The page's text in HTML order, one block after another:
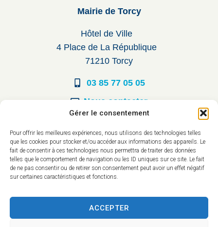
Gérer le consentement
Pour offrir les meilleures expériences, nous utilisons des technologies telles
que les cookies pour stocker et/ou accéder aux informations des appareils. Le
fait de consentir à ces technologies nous permettra de traiter des données
telles que le comportement de navigation ou les ID uniques sur ce site. Le fait
de ne pas consentir ou de retirer son consentement peut avoir un effet négatif
sur certaines caractéristiques et fonctions.
ACCEPTER
Mairie de Torcy
Hôtel de Ville
4 Place de La République
71210 Torcy
03 85 77 05 05
Nous contacter
Du lundi au vendredi :
8h30 à 12h00